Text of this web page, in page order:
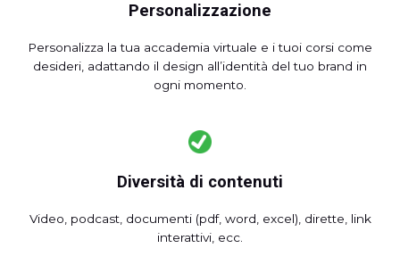
Personalizzazione
Personalizza la tua accademia virtuale e i tuoi corsi come
desideri, adattando il design all’identità del tuo brand in
ogni momento.
Diversità di contenuti
Video, podcast, documenti (pdf, word, excel), dirette, link
interattivi, ecc.